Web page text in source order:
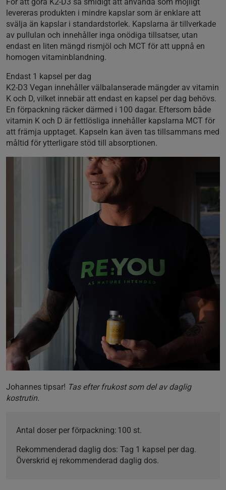
levereras produkten i mindre kapslar som är enklare att
svälja än kapslar i standardstorlek. Kapslarna är tillverkade
av pullulan och innehåller inga onödiga tillsatser, utan
endast en liten mängd rismjöl och MCT för att uppnå en
homogen vitaminblandning.
Endast 1 kapsel per dag
K2-D3 Vegan innehåller välbalanserade mängder av vitamin
K och D, vilket innebär att endast en kapsel per dag behövs.
En förpackning räcker därmed i 100 dagar. Eftersom både
vitamin K och D är fettlösliga innehåller kapslarna MCT för
att främja upptaget. Kapseln kan även tas tillsammans med
måltid för ytterligare stöd till absorptionen.
Johannes tipsar! Tas efter frukost som del av daglig
kostrutin.
Antal doser per förpackning: 100 st.
Rekommenderad daglig dos: Tag 1 kapsel per dag.
Överskrid ej rekommenderad daglig dos.